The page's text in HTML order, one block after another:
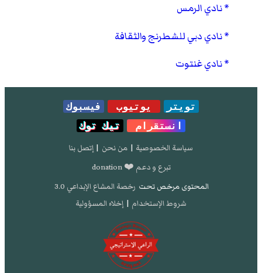
نادي الرمس
نادي دبي للشطرنج والثقافة
نادي غنتوت
تويتر يوتيوب
فيسبوك
انستقرام
تيك توك
سياسة الخصوصية | من نحن | إتصل بنا
تبرع و دعم ❤️ donation
المحتوى مرخص تحت رخصة المشاع الإبداعي 3.0
شروط الإستخدام | إخلاء المسؤولية